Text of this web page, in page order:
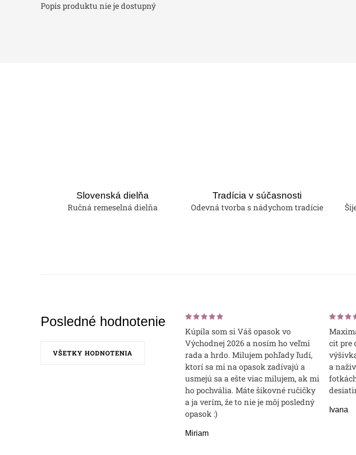
Popis produktu nie je dostupný
Slovenská dielňa
Ručná remeselná dielňa
Tradícia v súčasnosti
Odevná tvorba s nádychom tradície
Posledné hodnotenie
VŠETKY HODNOTENIA
Kúpila som si Váš opasok vo
Východnej 2026 a nosím ho veľmi
rada a hrdo. Milujem pohľady ľudí,
ktorí sa mi na opasok zadívajú a
usmejú sa a ešte viac milujem, ak mi
ho pochvália. Máte šikovné ručičky
a ja verím, že to nie je môj posledný
opasok :)
Miriam
cit pre
a
Ivana